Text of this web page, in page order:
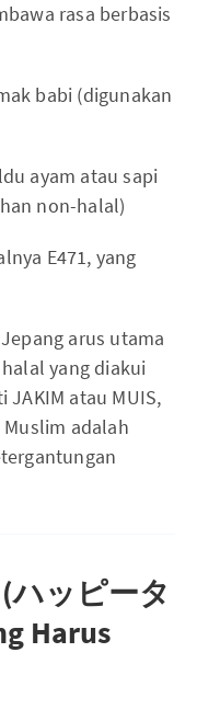
rasa berbasis
babi (digunakan
ayam atau sapi
non-halal)
E471, yang
arus utama
yang diakui
atau MUIS,
adalah
ハッピータ
Harus